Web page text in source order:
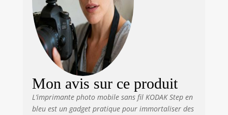
résistantes à
l'humidité et aux
déchirures UNE
APPLICATION
D'ÉDITION
Téléchargez
l'application
KODAK pour
personnaliser vos
Mon avis sur ce produit
L’imprimante photo mobile sans fil KODAK Step en
bleu est un gadget pratique pour immortaliser des